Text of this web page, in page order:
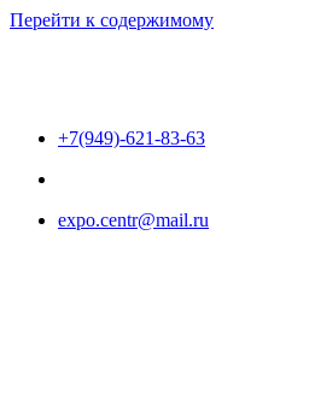
Перейти к содержимому
+7(949)-621-83-63
expo.centr@mail.ru